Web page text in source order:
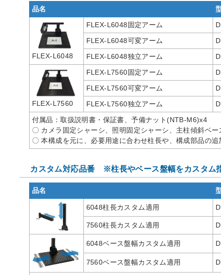
品名
FLEX-L6048
FLEX-L6048固定アーム
FLEX-L6048可変アーム
FLEX-L6048独立アーム
FLEX-L7560
FLEX-L7560固定アーム
FLEX-L7560可変アーム
FLEX-L7560独立アーム
付属品：取扱説明書・保証書、予備ナット(NTB-M6)x4
〇 カメラ固定シャーシ、照明固定シャーシ、主柱傾斜ベ
〇 本構成を元に、必要用途に合わせ柱長や、構成部品の
カスタム対応品番 ※柱長やベース盤幅をカスタム
品名
6048柱長カスタム適用
7560柱長カスタム適用
6048ベース盤幅カスタム適用
7560ベース盤幅カスタム適用